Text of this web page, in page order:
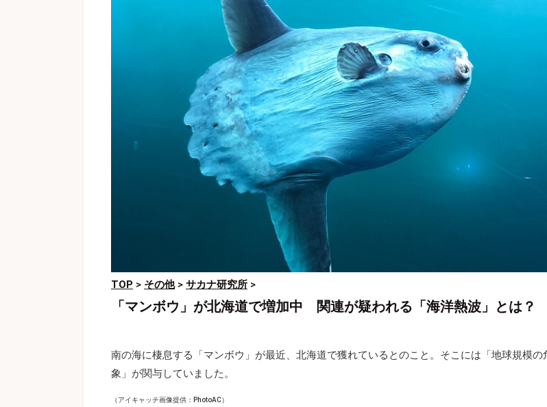
TOP > その他> サカナ研究所 >
「マンボウ」が北海道で増加中 関連が疑われる「海洋熱波」とは？
南の海に棲息する「マンボウ」が最近、北海道で獲れているとのこと。そこには「地球規模の
象」が関与していました。
（アイキャッチ画像提供：PhotoAC）